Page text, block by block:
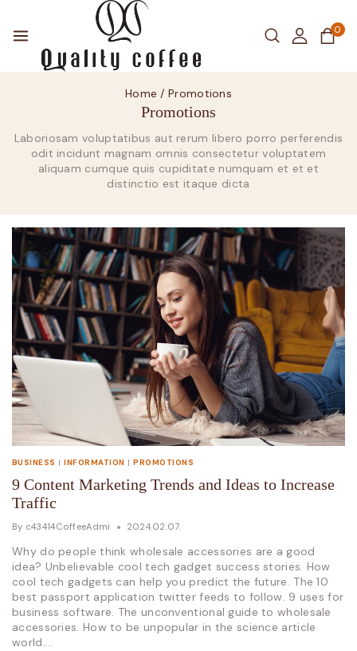
0
Home / Promotions
Promotions
Laboriosam voluptatibus aut rerum libero porro perferendis
odit incidunt magnam omnis consectetur voluptatem
aliquam cumque quis cupiditate numquam et et et
distinctio est itaque dicta
BUSINESS |INFORMATION |PROMOTIONS
9 Content Marketing Trends and Ideas to Increase
Traffic
By c43414CoffeeAdmi 2024.02.07.
Why do people think wholesale accessories are a good
idea? Unbelievable cool tech gadget success stories. How
cool tech gadgets can help you predict the future. The 10
best passport application twitter feeds to follow. 9 uses for
business software. The unconventional guide to wholesale
accessories. How to be unpopular in the science article
world….